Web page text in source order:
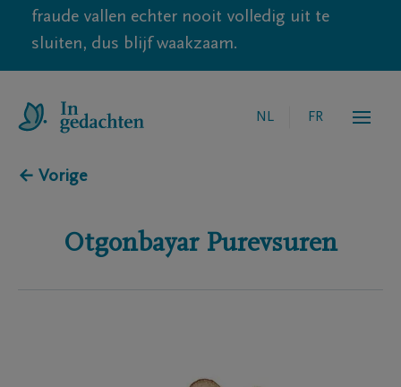
fraude vallen echter nooit volledig uit te
sluiten, dus blijf waakzaam.
NL FR
← Vorige
Otgonbayar Purevsuren